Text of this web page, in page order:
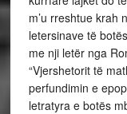
m’u rreshtue krah
letersinave të
me nji letër nga
“Vjershetorit të
perfundimin e
letratyra e botës